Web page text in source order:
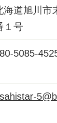
海道旭川市
１号
5085-